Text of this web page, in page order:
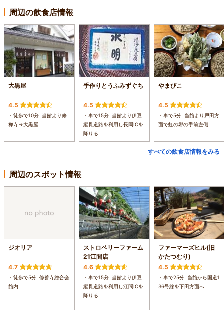
周辺の飲食店情報
大黒屋
4.5
・徒歩で10分 当館より修
禅寺→大黒屋
手作りとうふみずぐち
4.5
・車で15分 当館より伊豆
縦貫道路を利用し長岡ICを
降りる
やまびこ
4.5
・車で5分 当館より戸田方
面で虹の郷の手前左側
すべての飲食店情報をみる
周辺のスポット情報
ジオリア
4.7
・徒歩で5分 修善寺総合会
館内
ストロベリーファーム
21江間店
4.6
・車で15分 当館より伊豆
縦貫道路を利用し江間ICを
降りる
ファーマーズヒル(旧
かたつむり)
4.5
・車で25分 当館から国道1
36号線を下田方面へ